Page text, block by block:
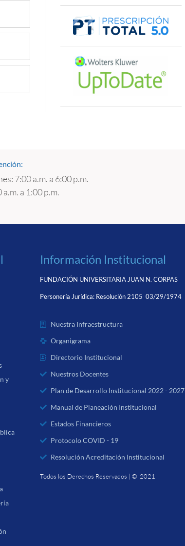
7:00 a.m. a 6:00 p.m.
a.m. a 1:00 p.m.
y
Información Institucional
FUNDACIÓN UNIVERSITARIA JUAN N. CORPAS
Personería Jurídica: Resolución 2105 03/29/1974
Nuestra Infraestructura
Organigrama
Directorio Institucional
Nuestros Docentes
Plan de Desarrollo Institucional 2022 - 2027
Manual de Planeación Institucional
Estados Financieros
Protocolo COVID - 19
Resolución Acreditación Institucional
Todos los Derechos Reservados | © 2021